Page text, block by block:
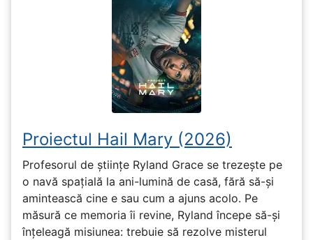
Proiectul Hail Mary (2026)
Profesorul de științe Ryland Grace se trezește pe
o navă spațială la ani-lumină de casă, fără să-și
amintească cine e sau cum a ajuns acolo. Pe
măsură ce memoria îi revine, Ryland începe să-și
înțeleagă misiunea: trebuie să rezolve misterul